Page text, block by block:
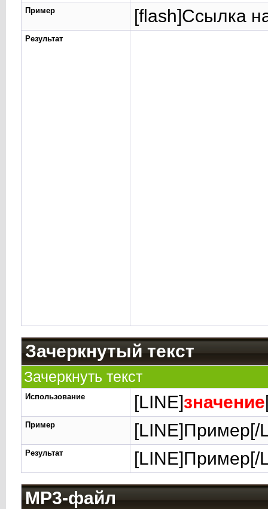
Пример [flash]Ссылка
Результат
Зачеркнутый текст
Зачеркнуть текст
Использование [LINE]значение
Пример [LINE]Пример[/
Результат
[LINE]Пример[/
MP3-файл